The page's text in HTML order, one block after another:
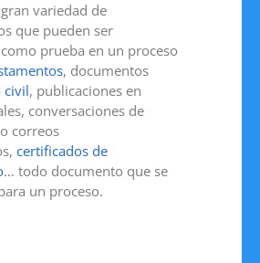
variedad de
que pueden ser
prueba en un proceso
, documentos
civil, publicaciones en
conversaciones de
correos
certificados de
… todo documento que se
un proceso.